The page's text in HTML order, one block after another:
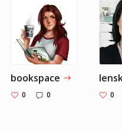
bookspace
0 0 0